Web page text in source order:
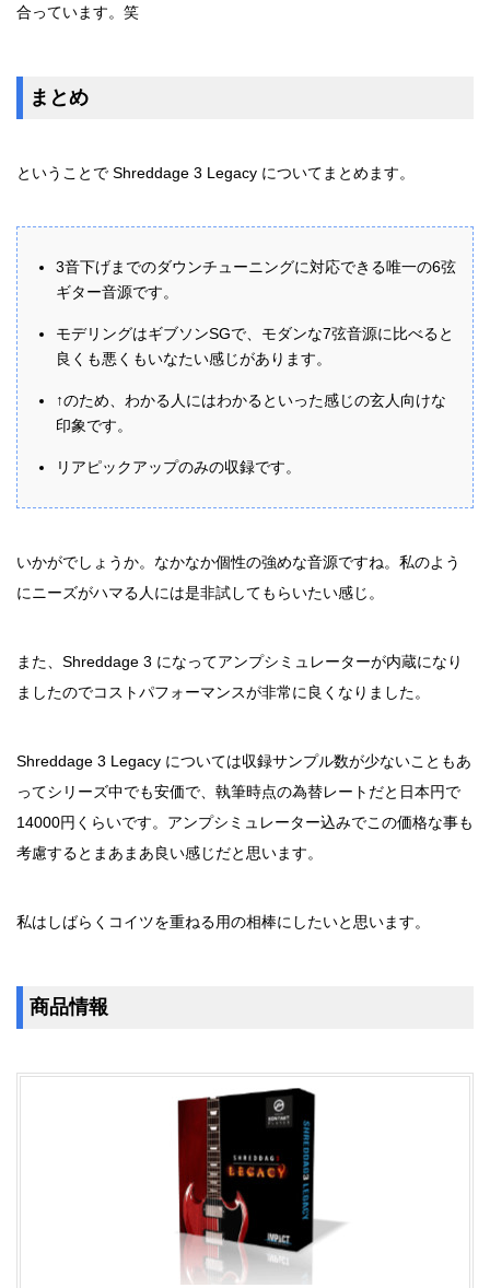
合っています。笑
まとめ
ということで Shreddage 3 Legacy についてまとめます。
3音下げまでのダウンチューニングに対応できる唯一の6弦
ギター音源です。
モデリングはギブソンSGで、モダンな7弦音源に比べると
良くも悪くもいなたい感じがあります。
↑のため、わかる人にはわかるといった感じの玄人向けな
印象です。
リアピックアップのみの収録です。
いかがでしょうか。なかなか個性の強めな音源ですね。私のよう
にニーズがハマる人には是非試してもらいたい感じ。
また、Shreddage 3 になってアンプシミュレーターが内蔵になり
ましたのでコストパフォーマンスが非常に良くなりました。
Shreddage 3 Legacy については収録サンプル数が少ないこともあ
ってシリーズ中でも安価で、執筆時点の為替レートだと日本円で
14000円くらいです。アンプシミュレーター込みでこの価格な事も
考慮するとまあまあ良い感じだと思います。
私はしばらくコイツを重ねる用の相棒にしたいと思います。
商品情報